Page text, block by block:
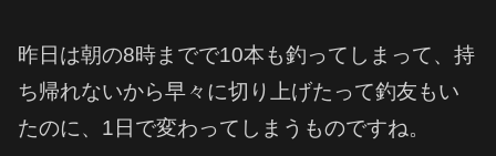
昨日は朝の8時までで10本も釣ってしまって、持
ち帰れないから早々に切り上げたって釣友もい
たのに、1日で変わってしまうものですね。